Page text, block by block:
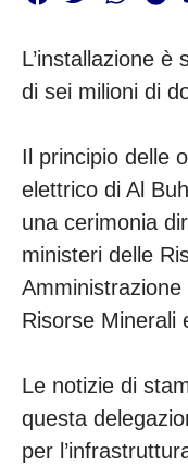
L’installazione
di sei milioni di
Il principio delle
elettrico di Al
una cerimonia
ministeri delle
Risorse Minerali
Le notizie di
questa
per